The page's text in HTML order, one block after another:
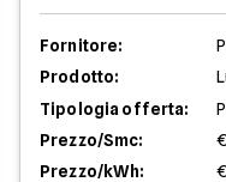
Fornitore:
Prodotto:
Tipologia offerta:
Prezzo/Smc:
Prezzo/kWh: